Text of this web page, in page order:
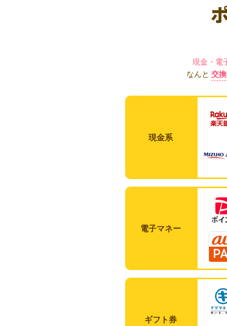
現金・電
なんと 交
現金系
電子マネー
ギフト券